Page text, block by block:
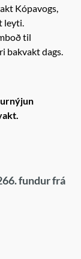
Kópavogs,
leyti.
til
bakvakt dags.
fundur frá